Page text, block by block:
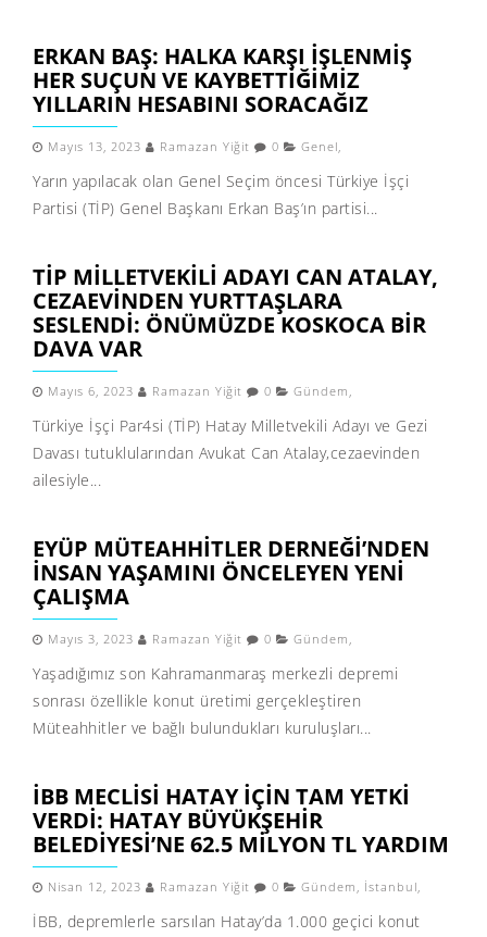
ERKAN BAŞ: HALKA KARŞI IŞLENMIŞ
HER SUÇUN VE KAYBETTIĞIMIZ
YILLARIN HESABINI SORACAĞIZ
Mayıs 13, 2023 Ramazan Yiğit 0 Genel,
Yarın yapılacak olan Genel Seçim öncesi Türkiye İşçi
Partisi (TİP) Genel Başkanı Erkan Baş’ın partisi...
TİP MILLETVEKILI ADAYI CAN ATALAY,
CEZAEVINDEN YURTTAŞLARA
SESLENDI: ÖNÜMÜZDE KOSKOCA BIR
DAVA VAR
Mayıs 6, 2023 Ramazan Yiğit 0 Gündem ,
Türkiye İşçi Par4si (TİP) Hatay Milletvekili Adayı ve Gezi
Davası tutuklularından Avukat Can Atalay,cezaevinden
ailesiyle...
EYÜP MÜTEAHHITLER DERNEĞI’NDEN
İNSAN YAŞAMINI ÖNCELEYEN YENI
ÇALIŞMA
Mayıs 3, 2023 Ramazan Yiğit 0 Gündem ,
Yaşadığımız son Kahramanmaraş merkezli depremi
sonrası özellikle konut üretimi gerçekleştiren
Müteahhitler ve bağlı bulundukları kuruluşları...
İBB MECLISI HATAY IÇIN TAM YETKI
VERDI: HATAY BÜYÜKŞEHIR
BELEDIYESI’NE 62.5 MILYON TL YARDIM
Nisan 12, 2023 Ramazan Yiğit 0 Gündem , İstanbul,
İBB, depremlerle sarsılan Hatay’da 1.000 geçici konut